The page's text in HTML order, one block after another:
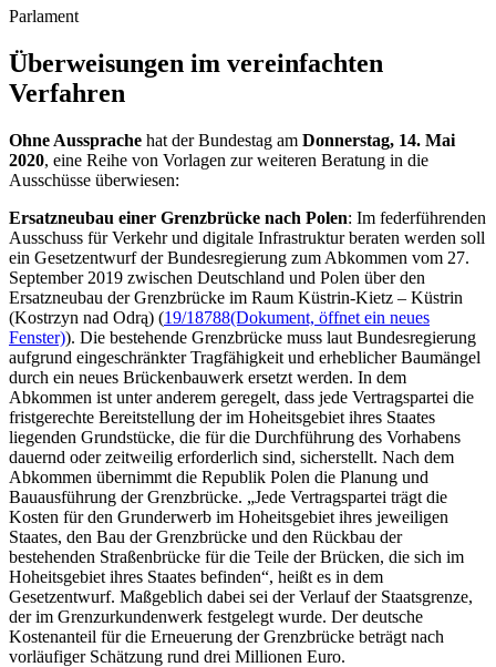
Parlament
Überweisungen im vereinfachten
Verfahren
Ohne Aussprache hat der Bundestag am Donnerstag, 14. Mai
2020, eine Reihe von Vorlagen zur weiteren Beratung in die
Ausschüsse überwiesen:
Ersatzneubau einer Grenzbrücke nach Polen: Im federführenden
Ausschuss für Verkehr und digitale Infrastruktur beraten werden soll
ein Gesetzentwurf der Bundesregierung zum Abkommen vom 27.
September 2019 zwischen Deutschland und Polen über den
Ersatzneubau der Grenzbrücke im Raum Küstrin-Kietz – Küstrin
(Kostrzyn nad Odrą) (19/18788(Dokument, öffnet ein neues
Fenster)). Die bestehende Grenzbrücke muss laut Bundesregierung
aufgrund eingeschränkter Tragfähigkeit und erheblicher Baumängel
durch ein neues Brückenbauwerk ersetzt werden. In dem
Abkommen ist unter anderem geregelt, dass jede Vertragspartei die
fristgerechte Bereitstellung der im Hoheitsgebiet ihres Staates
liegenden Grundstücke, die für die Durchführung des Vorhabens
dauernd oder zeitweilig erforderlich sind, sicherstellt. Nach dem
Abkommen übernimmt die Republik Polen die Planung und
Bauausführung der Grenzbrücke. „Jede Vertragspartei trägt die
Kosten für den Grunderwerb im Hoheitsgebiet ihres jeweiligen
Staates, den Bau der Grenzbrücke und den Rückbau der
bestehenden Straßenbrücke für die Teile der Brücken, die sich im
Hoheitsgebiet ihres Staates befinden“, heißt es in dem
Gesetzentwurf. Maßgeblich dabei sei der Verlauf der Staatsgrenze,
der im Grenzurkundenwerk festgelegt wurde. Der deutsche
Kostenanteil für die Erneuerung der Grenzbrücke beträgt nach
vorläufiger Schätzung rund drei Millionen Euro.